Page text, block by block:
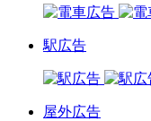
駅広告
屋外広告